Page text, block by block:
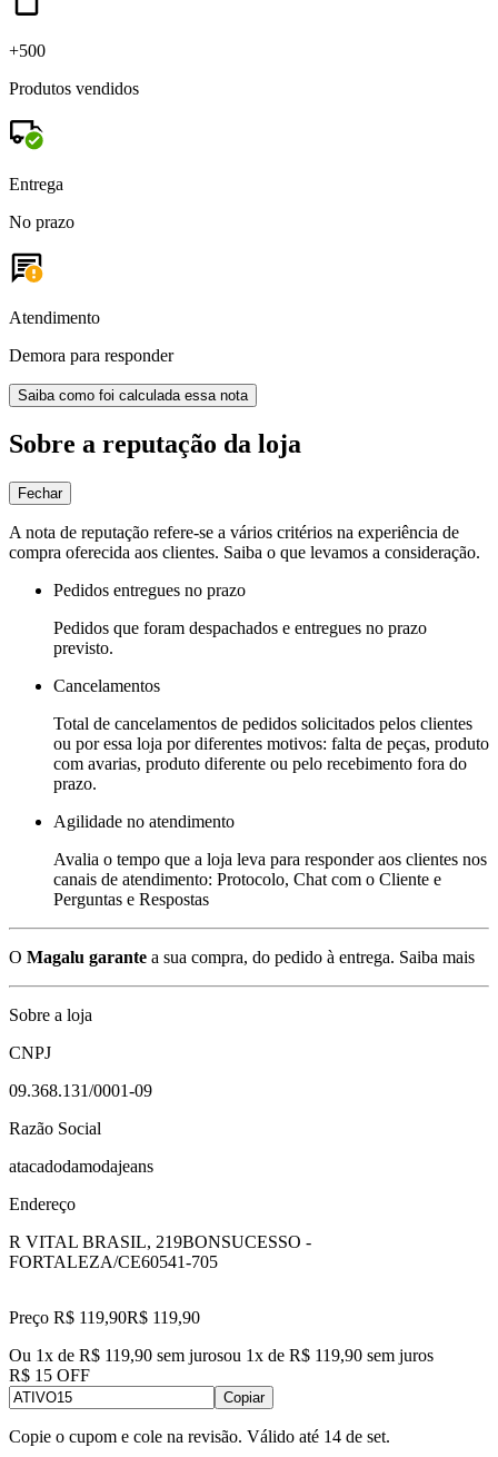
+500
Produtos vendidos
Entrega
No prazo
Atendimento
Demora para responder
Saiba como foi calculada essa nota
Sobre a reputação da loja
Fechar
A nota de reputação refere-se a vários critérios na experiência de
compra oferecida aos clientes. Saiba o que levamos a consideração.
Pedidos entregues no prazo
Pedidos que foram despachados e entregues no prazo
previsto.
Cancelamentos
Total de cancelamentos de pedidos solicitados pelos clientes
ou por essa loja por diferentes motivos: falta de peças, produto
com avarias, produto diferente ou pelo recebimento fora do
prazo.
Agilidade no atendimento
Avalia o tempo que a loja leva para responder aos clientes nos
canais de atendimento: Protocolo, Chat com o Cliente e
Perguntas e Respostas
O Magalu garante a sua compra, do pedido à entrega. Saiba mais
Sobre a loja
CNPJ
09.368.131/0001-09
Razão Social
atacadodamodajeans
Endereço
R VITAL BRASIL, 219BONSUCESSO -
FORTALEZA/CE60541-705
Preço R$ 119,90R$ 119,90
Ou 1x de R$ 119,90 sem jurosou 1x de R$ 119,90 sem juros
R$ 15 OFF
Copiar
Copie o cupom e cole na revisão. Válido até 14 de set.